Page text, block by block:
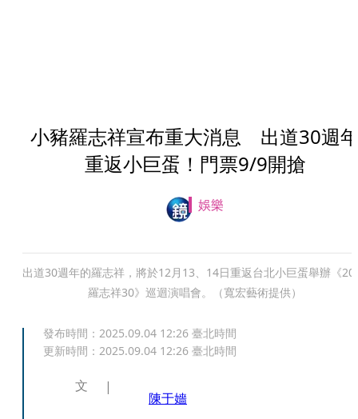
小豬羅志祥宣布重大消息 出道30週
重返小巨蛋！門票9/9開搶
娛樂
出道30週年的羅志祥，將於12月13、14日重返台北小巨蛋舉辦《
羅志祥30》巡迴演唱會。（寬宏藝術提供）
發布時間： 2025.09.04 12:26 臺北時間
更新時間： 2025.09.04 12:26 臺北時間
文
陳于嬙